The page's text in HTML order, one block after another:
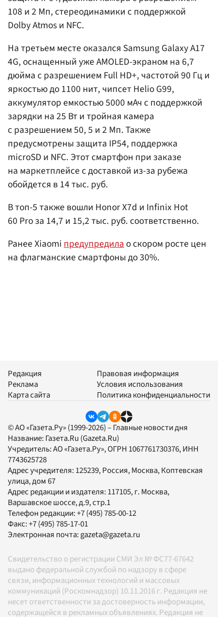
108 и 2 Мп, стереодинамики с поддержкой
Dolby Atmos и NFC.
На третьем месте оказался Samsung Galaxy A17
4G, оснащенный уже AMOLED-экраном на 6,7
дюйма с разрешением Full HD+, частотой 90 Гц и
яркостью до 1100 нит, чипсет Helio G99,
аккумулятор емкостью 5000 мАч с поддержкой
зарядки на 25 Вт и тройная камера
с разрешением 50, 5 и 2 Мп. Также
предусмотрены защита IP54, поддержка
microSD и NFC. Этот смартфон при заказе
на маркетплейсе с доставкой из-за рубежа
обойдется в 14 тыс. руб.
В топ-5 также вошли Honor X7d и Infinix Hot
60 Pro за 14,7 и 15,2 тыс. руб. соответственно.
Ранее Xiaomiпредупредилао скором росте цен
на флагманские смартфоны до 30%.
Редакция
Реклама
Карта сайта
Правовая информация
Условия использования
Политика конфиденциальности
© АО «Газета.Ру» (1999-2026) – Главные новости дня
Название: Газета.Ru (Gazeta.Ru)
Учредитель:АО «Газета.Ру», ОГРН 1067761730376, ИНН
7743625728
Адрес учредителя: 125239, Россия, Москва, Коптевская
улица, дом 67
Адрес редакции и издателя: 117105, г. Москва,
Варшавское шоссе, д.9, стр.1
Телефон редакции:+7 (495) 785-00-12
Факс:+7 (495) 785-17-01
Электронная почта: gazeta@gazeta.ru
Свидетельство о регистрации СМИ Эл № ФС77-67642
выдано федеральной службой по надзору в сфере
связи, информационных технологий и массовых
коммуникаций (Роскомнадзор) 10.11.2016 г. Редакция не
несет ответственности за достоверность информации,
содержащейся в рекламных объявлениях. Редакция не